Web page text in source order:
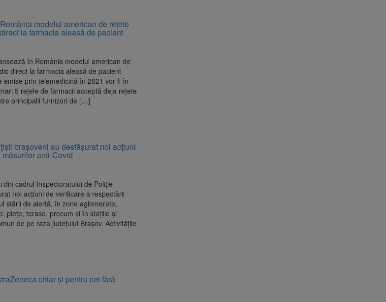
modelul american de rețete
la farmacia aleasă de pacient
în România modelul american de
direct la farmacia aleasă de pacient
emise prin telemedicină în 2021 vor fi în
5 rețele de farmacii acceptă deja rețete
principalii furnizori de […]
brașoveni au desfășurat noi acțiuni
anti-Covid
cadrul Inspectoratului de Poliție
noi acțiuni de verificare a respectării
stării de alertă, în zone aglomerate,
piețe, terase, precum și în stațiile și
de pe raza județului Brașov. Activitățile
chiar și pentru cei fără